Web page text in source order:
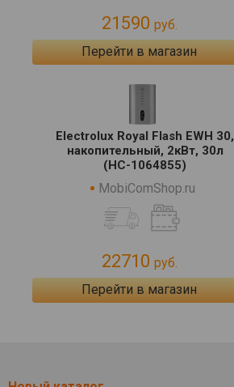
21590 руб.
Перейти в магазин
Electrolux Royal Flash EWH 30,
накопительный, 2кВт, 30л
(НС-1064855)
MobiComShop.ru
22710 руб.
Перейти в магазин